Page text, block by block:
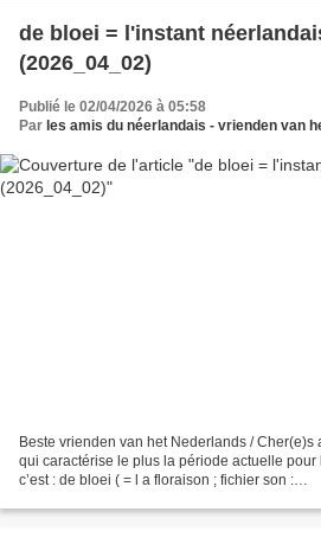
de bloei = l'instant
(2026_04_02)
Publié le 02/04/2026 à 05:58
Par les amis du néerlandais - vrienden van
Beste vrienden van het Nederlands /
qui caractérise le plus la période actuelle
c’est : de bloei ( = l a floraison ; fichier son :